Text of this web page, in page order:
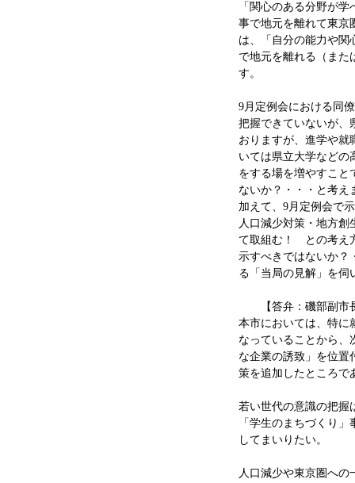
「関心のある分野が
事で地元を離れて東京
は、「自分の能力や関
で地元を離れる（また
す。
9月定例会における同
把握できていないが、
おりますが、進学や就
いては県立大学などの
をする場を増やすこ
ないか？・・・と考え
加えて、9月定例会で
人口減少対策・地方
て取組む！ との考え
示すべきではないか
る「当局の見解」を伺
【答弁：磯部副市
本市においては、特に
なっていることから、
な企業の誘致」を位置
策を追加したところで
若い世代の意識の把握
「学生のまちづくり
してまいりたい。
人口減少や東京圏への